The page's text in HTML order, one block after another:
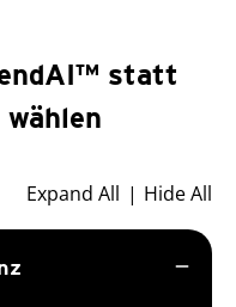
statt
Expand All Hide All
remove